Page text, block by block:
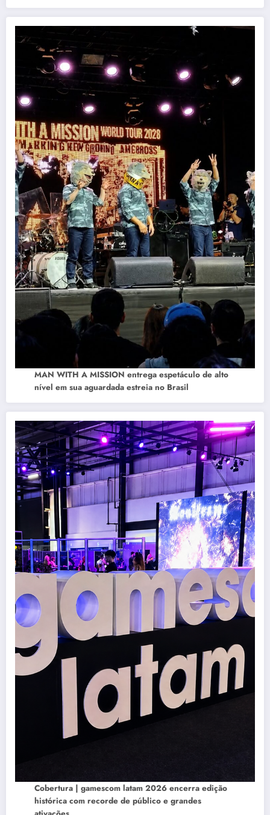
MAN WITH A MISSION entrega espetáculo de alto
nível em sua aguardada estreia no Brasil
Cobertura | gamescom latam 2026 encerra edição
histórica com recorde de público e grandes